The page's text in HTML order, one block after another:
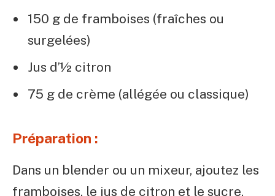
150 g de framboises (fraîches ou
surgelées)
Jus d’½ citron
75 g de crème (allégée ou classique)
Préparation :
Dans un blender ou un mixeur, ajoutez les
framboises, le jus de citron et le sucre.